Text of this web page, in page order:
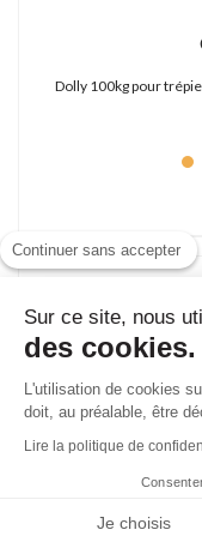
Dolly 100kg pour
Continuer sans accepter
Sur ce site, nous
des cookies.
L'utilisation de cookies
doit, au préalable, être
Lire la politique de
Je choisis